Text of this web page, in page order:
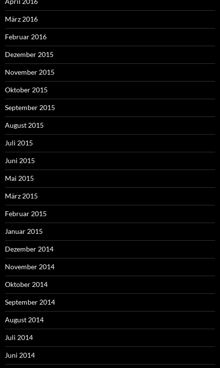
März 2016
Februar 2016
Dezember 2015
November 2015
Oktober 2015
September 2015
August 2015
Juli 2015
Juni 2015
Mai 2015
März 2015
Februar 2015
Januar 2015
Dezember 2014
November 2014
Oktober 2014
September 2014
August 2014
Juli 2014
Juni 2014